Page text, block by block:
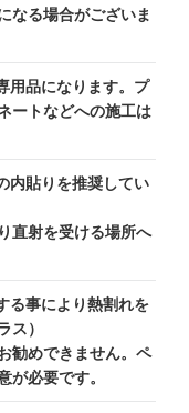
なる場合がございま
用品になります。プ
ートなどへの施工は
内貼りを推奨してい
直射を受ける場所へ
る事により熱割れを
ス）
勧めできません。ペ
が必要です。